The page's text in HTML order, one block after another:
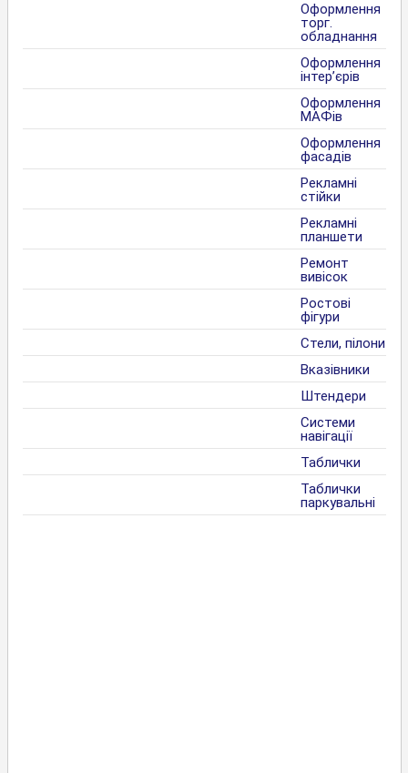
Оформлення
торг.
обладнання
Оформлення
інтер’єрів
Оформлення
МАФів
Оформлення
фасадів
Рекламні
стійки
Рекламні
планшети
Ремонт
вивісок
Ростові
фігури
Стели, пілони
Вказівники
Штендери
Системи
навігації
Таблички
Таблички
паркувальні